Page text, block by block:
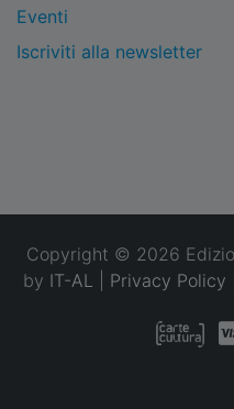
Eventi
Iscriviti alla newsletter
Copyright © 2026
by IT-AL Privacy Policy